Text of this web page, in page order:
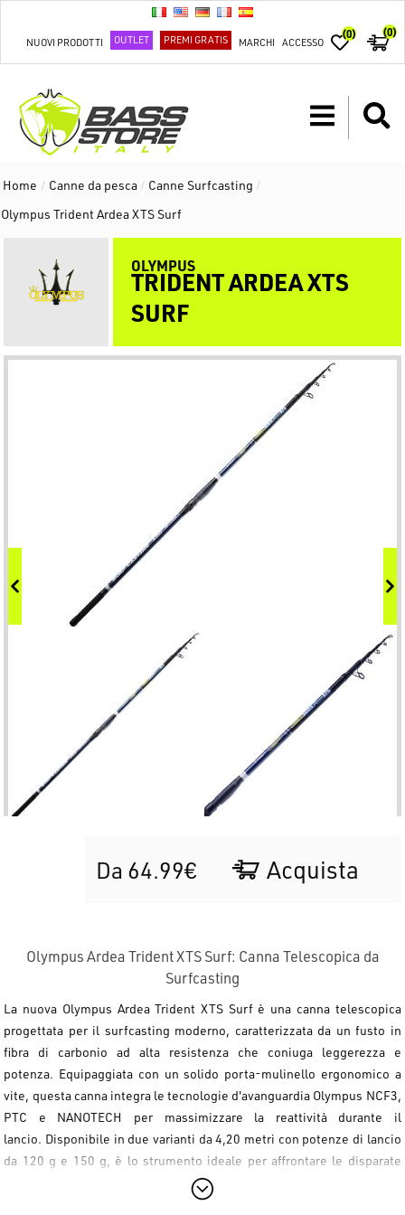
NUOVI PRODOTTI OUTLET PREMI GRATIS MARCHI ACCESSO
(0) (0)
Home / Canne da pesca / Canne Surfcasting /
Olympus Trident Ardea XTS Surf
OLYMPUS
TRIDENT ARDEA XTS
SURF
Da 64.99€ Acquista
Olympus Ardea Trident XTS Surf: Canna Telescopica da
Surfcasting
La nuova Olympus Ardea Trident XTS Surfè una canna telescopica
progettata per il surfcasting moderno, caratterizzata da un fusto in
fibra di carbonio ad alta resistenza che coniuga leggerezza e
potenza. Equipaggiata con un solido porta-mulinello ergonomico a
vite, questa canna integra le tecnologie d'avanguardia Olympus NCF3,
PTC e NANOTECH
per massimizzare la reattività durante il
lancio. Disponibile in due varianti da4,20 metri con potenze di lancio
da 120 g e 150 g, è lo strumento ideale per affrontare le disparate
situazioni di pesca nel Mediterraneo.
perfetti per l'uso di monofili o trecciati,